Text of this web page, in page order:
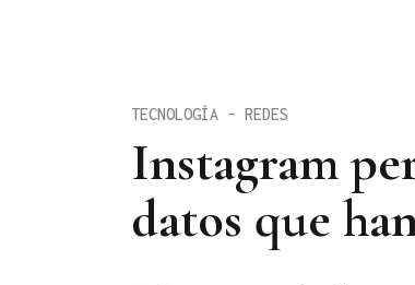
Instagram
datos que
TECNOLOGÍA - REDES